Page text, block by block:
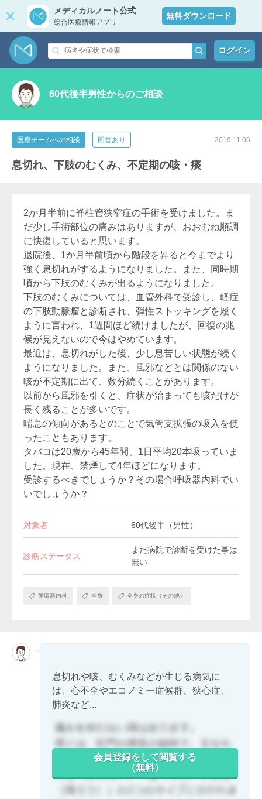
メディカルノート公式
総合医療情報アプリ
無料ダウンロード
ログイン
60代後半男性からのご相談
医療チームへの相談 回答あり 2019.11.06
息切れ、下肢のむくみ、不定期の咳・痰
2か月半前に脊柱管狭窄症の手術を受けました。ま
だ少し手術部位の痛みはありますが、おおむね順調
に快復していると思います。
退院後、1か月半前頃から階段を昇ると今までより
強く息切れがするようになりました。また、同時期
頃から下肢のむくみが出るようになりました。
下肢のむくみについては、血管外科で受診し、軽症
の下肢動脈瘤と診断され、弾性ストッキングを履く
ように言われ、1週間ほど続けましたが、回復の兆
候が見えないので今はやめています。
最近は、息切れがした後、少し息苦しい状態が続く
ようになりました。また、風邪などとは関係のない
咳が不定期に出て、数分続くことがあります。
以前から風邪を引くと、症状が治まっても咳だけが
長く残ることが多いです。
喘息の傾向があるとのことで気管支拡張の吸入を使
ったこともあります。
タバコは20歳から45年間、1日平均20本吸っていま
した。現在、禁煙して4年ほどになります。
受診するべきでしょうか？その場合呼吸器内科でい
いでしょうか？
対象者 60代後半（男性）
診断ステータス
まだ病院で診断を受けた事は
無い
循環器内科 全身 全身の症状（その他）
息切れや咳、むくみなどが生じる病気に
は、心不全やエコノミー症候群、狭心症、
肺炎など...
会員登録をして閲覧する
（無料）